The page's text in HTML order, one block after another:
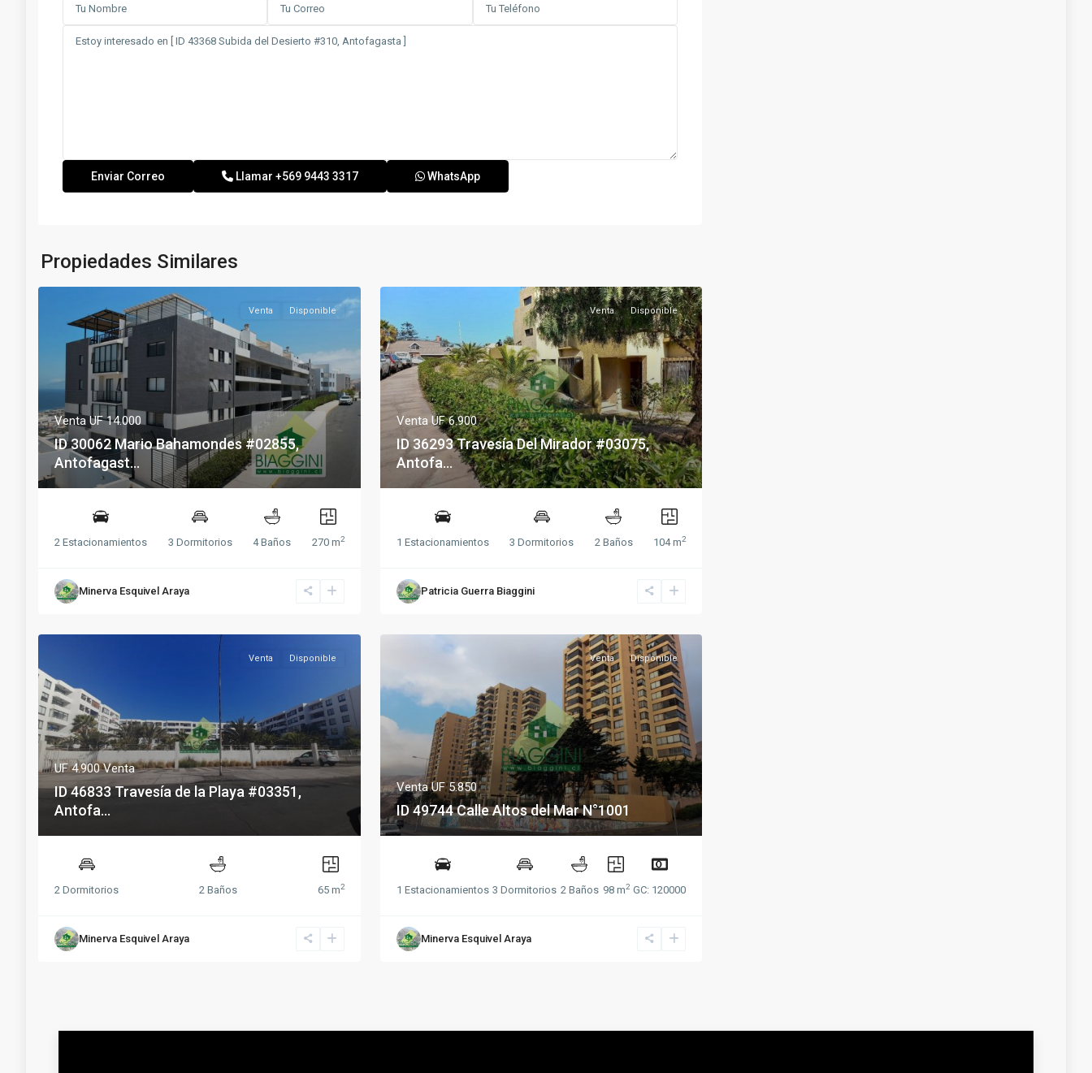
Llamar +569 9443 3317 WhatsApp
Propiedades Similares
Venta Disponible
VentaUF 14.000
ID 30062 Mario Bahamondes #02855,
Antofagast...
2 Estacionamientos 3 Dormitorios 4 Baños 270 m2
Minerva Esquivel Araya
Venta Disponible
VentaUF 6.900
ID 36293 Travesía Del Mirador #03075,
Antofa...
1 Estacionamientos 3 Dormitorios 2 Baños 104 m2
Patricia Guerra Biaggini
Venta Disponible
UF 4.900Venta
ID 46833 Travesía de la Playa #03351,
Antofa...
2 Dormitorios 2 Baños 65 m2
Minerva Esquivel Araya
Venta Disponible
VentaUF 5.850
ID 49744 Calle Altos del Mar N°1001
1 Estacionamientos 3 Dormitorios 2 Baños 98 m2 GC: 120000
Minerva Esquivel Araya